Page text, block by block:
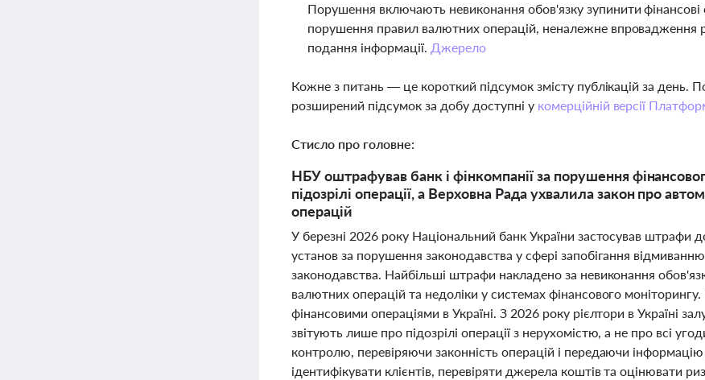
Порушення включають невиконання обов'язку зупинити
порушення правил валютних операцій, неналежне впровадження
подання інформації. Джерело
Кожне з питань — це короткий підсумок змісту публікацій за
розширений підсумок за добу доступні у комерційній версії
Стисло про головне:
НБУ оштрафував банк і фінкомпанії за порушення
підозрілі операції, а Верховна Рада ухвалила закон про
операцій
У березні 2026 року Національний банк України застосував штрафи
установ за порушення законодавства у сфері запобігання
законодавства. Найбільші штрафи накладено за невиконання
валютних операцій та недоліки у системах фінансового
фінансовими операціями в Україні. З 2026 року рієлтори в Україні
звітують лише про підозрілі операції з нерухомістю, а не про всі
контролю, перевіряючи законність операцій і передаючи
ідентифікувати клієнтів, перевіряти джерела коштів та оцінювати